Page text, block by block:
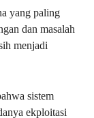
yang paling
dan masalah
menjadi
sistem
ekploitasi